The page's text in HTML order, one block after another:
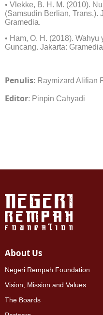
• Vlekke, B. H. M. (2010).
(Samsudin Berlian, Trans.).
Gramedia.
• Ham, O. H. (2018).
Guncang. Jakarta:
Penulis: Raymizard Alifian
Editor: Pinpin Cahyadi
About Us
Negeri Rempah Foundation
Vision, Mission and Values
The Boards